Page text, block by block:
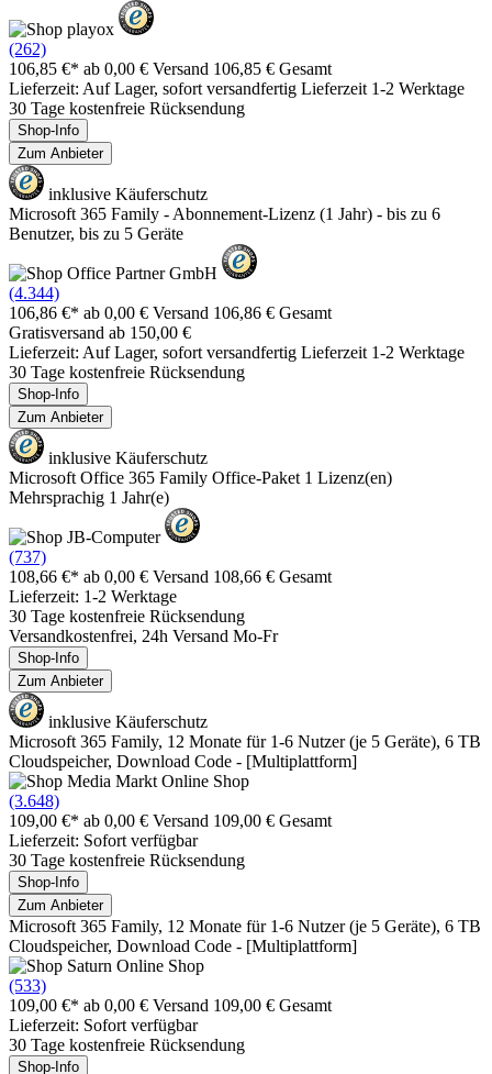
(262)
106,85 €* ab 0,00 € Versand 106,85 € Gesamt
Lieferzeit: Auf Lager, sofort versandfertig Lieferzeit 1-2 Werktage
30 Tage kostenfreie Rücksendung
Shop-Info
Zum Anbieter
inklusive Käuferschutz
Microsoft 365 Family - Abonnement-Lizenz (1 Jahr) - bis zu 6
Benutzer, bis zu 5 Geräte
(4.344)
106,86 €* ab 0,00 € Versand 106,86 € Gesamt
Gratisversand ab 150,00 €
Lieferzeit: Auf Lager, sofort versandfertig Lieferzeit 1-2 Werktage
30 Tage kostenfreie Rücksendung
Shop-Info
Zum Anbieter
inklusive Käuferschutz
Microsoft Office 365 Family Office-Paket 1 Lizenz(en)
Mehrsprachig 1 Jahr(e)
(737)
108,66 €* ab 0,00 € Versand 108,66 € Gesamt
Lieferzeit: 1-2 Werktage
30 Tage kostenfreie Rücksendung
Versandkostenfrei, 24h Versand Mo-Fr
Shop-Info
Zum Anbieter
inklusive Käuferschutz
Microsoft 365 Family, 12 Monate für 1-6 Nutzer (je 5 Geräte), 6 TB
Cloudspeicher, Download Code - [Multiplattform]
(3.648)
109,00 €* ab 0,00 € Versand 109,00 € Gesamt
Lieferzeit: Sofort verfügbar
30 Tage kostenfreie Rücksendung
Shop-Info
Zum Anbieter
Microsoft 365 Family, 12 Monate für 1-6 Nutzer (je 5 Geräte), 6 TB
Cloudspeicher, Download Code - [Multiplattform]
(533)
109,00 €* ab 0,00 € Versand 109,00 € Gesamt
Lieferzeit: Sofort verfügbar
30 Tage kostenfreie Rücksendung
Shop-Info